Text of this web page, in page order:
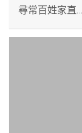
尋常百姓家直…